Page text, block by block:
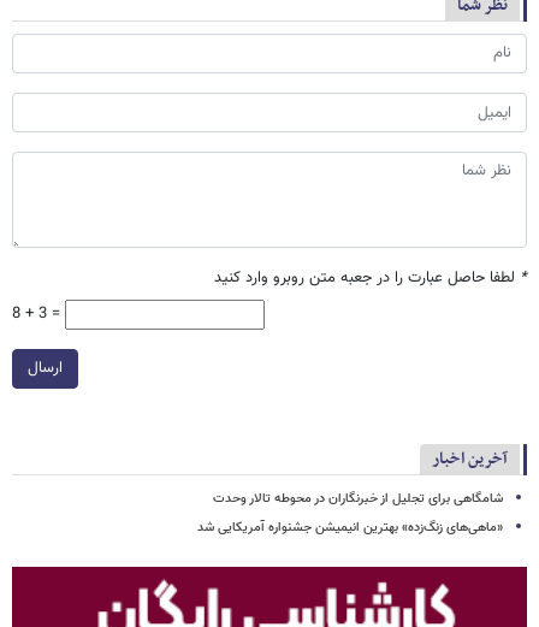
* لطفا حاصل عبارت را در جعبه متن روبرو وارد کنید
8 + 3 =
ارسال
آخرین اخبار
شامگاهی برای تجلیل از خبرنگاران در محوطه تالار وحدت
«ماهی‌های زنگ‌زده» بهترین انیمیشن جشنواره آمریکایی شد